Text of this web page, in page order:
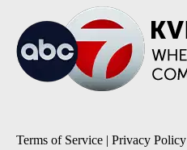
Terms of Service | Privacy Policy